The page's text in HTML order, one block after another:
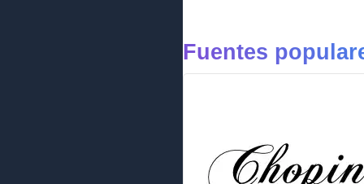
Fuentes